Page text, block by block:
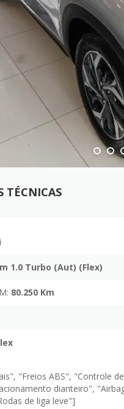
TÉCNICAS
1.0 Turbo (Aut) (Flex)
80.250 Km
"Freios ABS", "Controle
dianteiro",
de liga leve"]